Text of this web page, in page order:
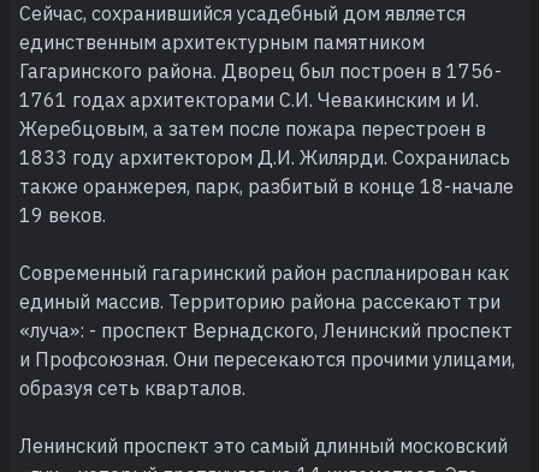
Сейчас, сохранившийся усадебный дом является
единственным архитектурным памятником
Гагаринского района. Дворец был построен в 1756-
1761 годах архитекторами С.И. Чевакинским и И.
Жеребцовым, а затем после пожара перестроен в
1833 году архитектором Д.И. Жилярди. Сохранилась
также оранжерея, парк, разбитый в конце 18-начале
19 веков.
Современный гагаринский район распланирован как
единый массив. Территорию района рассекают три
«луча»: - проспект Вернадского, Ленинский проспект
и Профсоюзная. Они пересекаются прочими улицами,
образуя сеть кварталов.
Ленинский проспект это самый длинный московский